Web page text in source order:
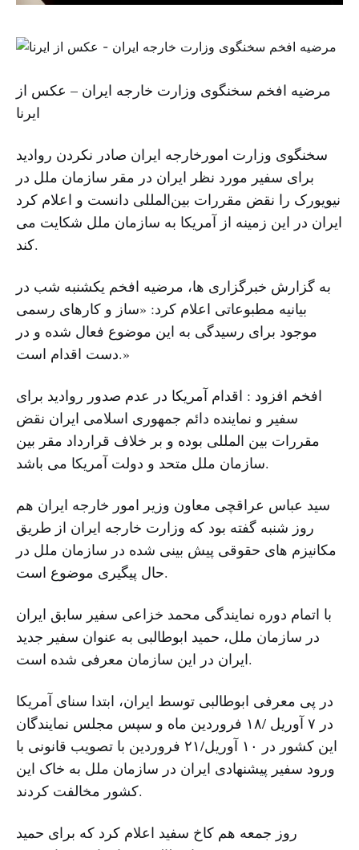
مرضیه افخم سخنگوی وزارت خارجه ایران – عکس از
ایرنا
سخنگوی وزارت امورخارجه ایران صادر نکردن روادید
برای سفیر مورد نظر ایران در مقر سازمان ملل در
نیویورک را نقض مقررات بین‌المللی دانست و اعلام کرد
ایران در این زمینه از آمریکا به سازمان ملل شکایت می
کند.
به گزارش خبرگزاری ها، مرضیه افخم یکشنبه شب در
بیانیه مطبوعاتی اعلام کرد: «ساز و کارهای رسمی
موجود برای رسیدگی به این موضوع فعال شده و در
دست اقدام است.»
افخم افزود : اقدام آمریکا در عدم صدور روادید برای
سفیر و نماینده دائم جمهوری اسلامی ایران نقض
مقررات بین المللی بوده و بر خلاف قرارداد مقر بین
سازمان ملل متحد و دولت آمریکا می باشد.
سید عباس عراقچی معاون وزیر امور خارجه ایران هم
روز شنبه گفته بود که وزارت خارجه ایران از طریق
مکانیزم های حقوقی پیش بینی شده در سازمان ملل در
حال پیگیری موضوع است.
با اتمام دوره نمایندگی محمد خزاعی سفیر سابق ایران
در سازمان ملل، حمید ابوطالبی به عنوان سفیر جدید
ایران در این سازمان معرفی شده است.
در پی معرفی ابوطالبی توسط ایران، ابتدا سنای آمریکا
در ۷ آوریل /۱۸ فروردین ماه و سپس مجلس نمایندگان
این کشور در ۱۰ آوریل/۲۱ فروردین با تصویب قانونی با
ورود سفیر پیشنهادی ایران در سازمان ملل به خاک این
کشور مخالفت کردند.
روز جمعه هم کاخ سفید اعلام کرد که برای حمید